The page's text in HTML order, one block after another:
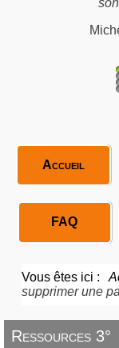
Accueil
FAQ
Vous êtes ici :
supprimer une
Ressources 3°